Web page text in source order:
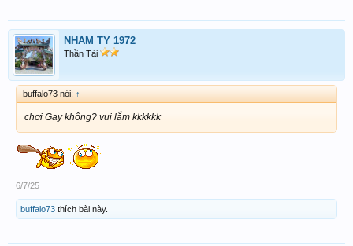
NHÂM TÝ 1972
Thần Tài
buffalo73 nói: ↑
chơi Gay không? vui lắm kkkkkk
6/7/25
buffalo73 thích bài này.